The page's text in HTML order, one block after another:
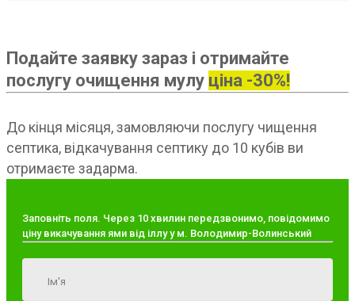
Подайте заявку зараз і отримайте
послугу очищення мулу ціна -30%!
До кінця місяця, замовляючи послугу чищення
септика, відкачування септику до 10 кубів ви
отримаєте задарма.
Заповніть поля. Через 10 хвилин передзвонимо, повідомимо
ціну викачування ями від іллу у м. Володимир-Волинський